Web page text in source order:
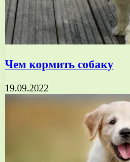
Чем кормить собаку
19.09.2022